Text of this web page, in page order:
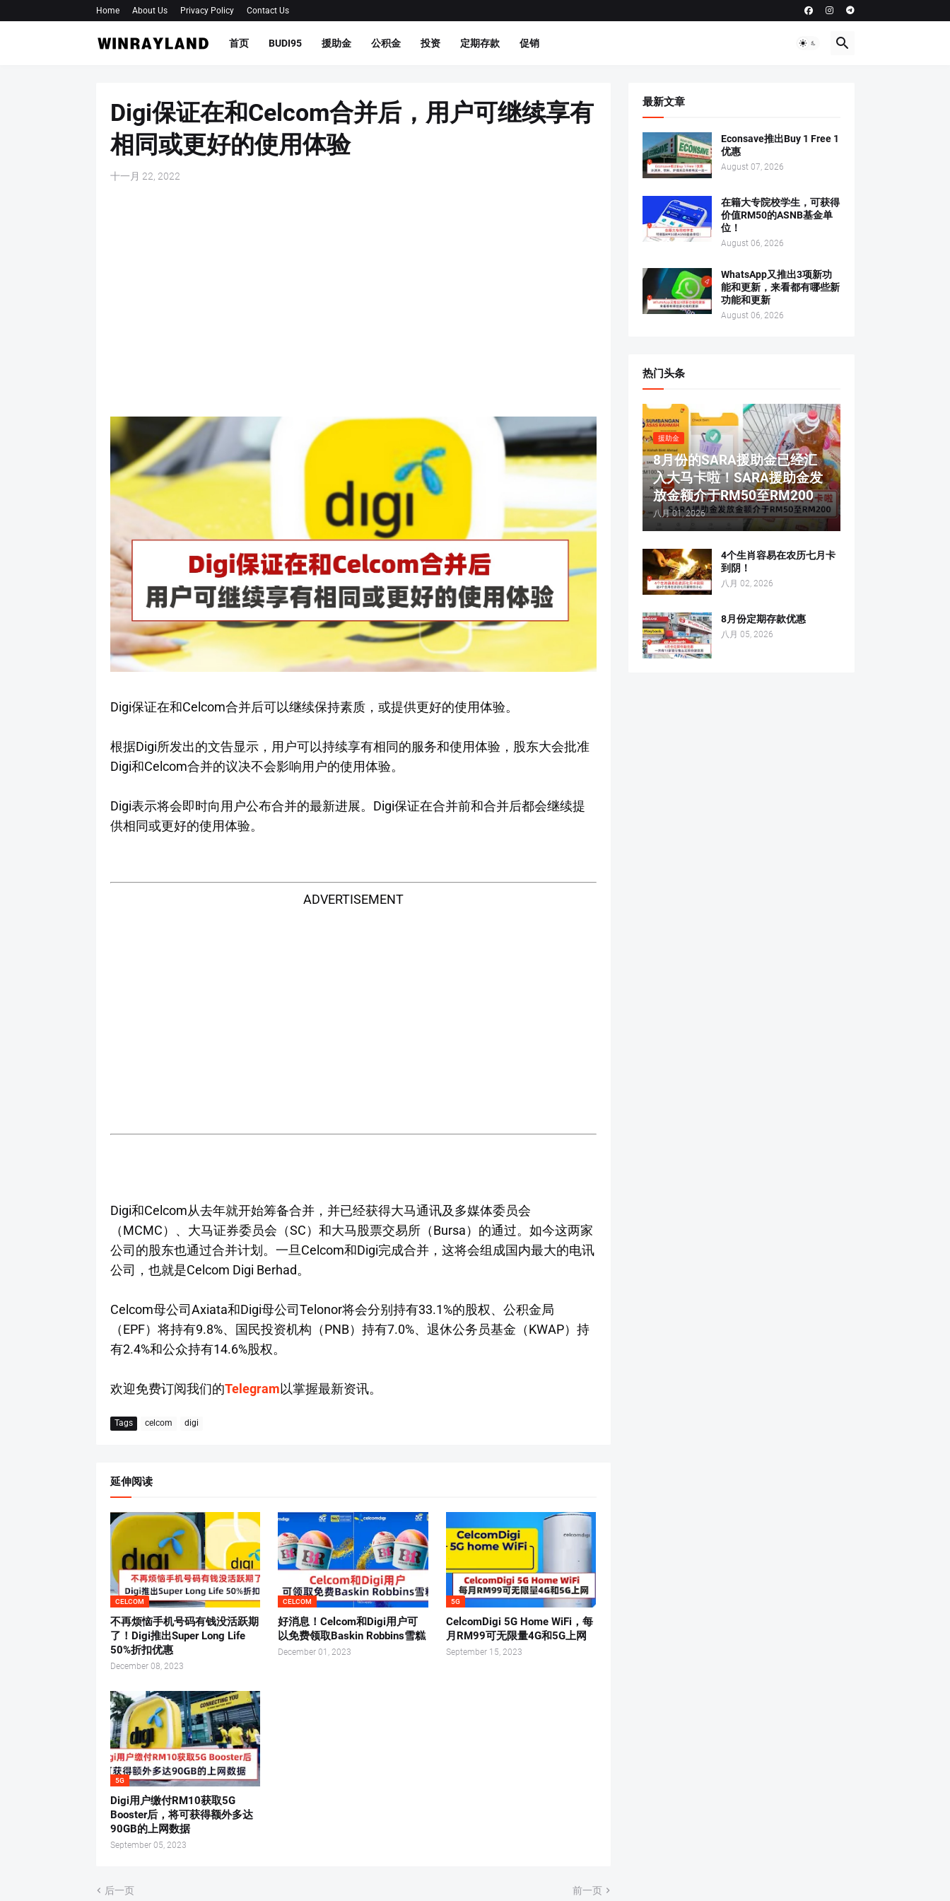
Home About Us Privacy Policy Contact Us
首页 BUDI95 援助金 公积金 投资 定期存款 促销
Digi保证在和Celcom合并后，用户可继续享有
相同或更好的使用体验
十一月 22, 2022
Digi保证在和Celcom合并后可以继续保持素质，或提供更好的使用体验。
根据Digi所发出的文告显示，用户可以持续享有相同的服务和使用体验，股东大会批准
Digi和Celcom合并的议决不会影响用户的使用体验。
Digi表示将会即时向用户公布合并的最新进展。Digi保证在合并前和合并后都会继续提
供相同或更好的使用体验。
ADVERTISEMENT
Digi和Celcom从去年就开始筹备合并，并已经获得大马通讯及多媒体委员会
（MCMC）、大马证券委员会（SC）和大马股票交易所（Bursa）的通过。如今这两家
公司的股东也通过合并计划。一旦Celcom和Digi完成合并，这将会组成国内最大的电讯
公司，也就是Celcom Digi Berhad。
Celcom母公司Axiata和Digi母公司Telonor将会分别持有33.1%的股权、公积金局
（EPF）将持有9.8%、国民投资机构（PNB）持有7.0%、退休公务员基金（KWAP）持
有2.4%和公众持有14.6%股权。
欢迎免费订阅我们的Telegram以掌握最新资讯。
Tags celcom digi
延伸阅读
CELCOM
不再烦恼手机号码有钱没活跃期
了！Digi推出Super Long Life
50%折扣优惠
December 08, 2023
CELCOM
好消息！Celcom和Digi用户可
以免费领取Baskin Robbins雪糕
December 01, 2023
5G
CelcomDigi 5G Home WiFi，每
月RM99可无限量4G和5G上网
September 15, 2023
5G
Digi用户缴付RM10获取5G
Booster后，将可获得额外多达
90GB的上网数据
September 05, 2023
后一页 前一页
最新文章
Econsave推出Buy 1 Free 1
优惠
August 07, 2026
在籍大专院校学生，可获得
价值RM50的ASNB基金单
位！
August 06, 2026
WhatsApp又推出3项新功
能和更新，来看都有哪些新
功能和更新
August 06, 2026
热门头条
援助金
8月份的SARA援助金已经汇
入大马卡啦！SARA援助金发
放金额介于RM50至RM200
八月 01, 2026
4个生肖容易在农历七月卡
到阴！
八月 02, 2026
8月份定期存款优惠
八月 05, 2026